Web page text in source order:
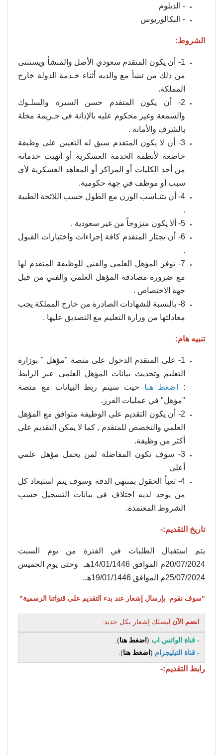
- الدبلوم
- البكالوريوس
الشروط:
1- أن يكون المتقدم سعودي الأصل والمنشأ ويستثنى
من ذلك من نشأ مع والديه أثناء خـدمة الدولة خارج
المملكة.
2- أن يكون المتقدم حسن السيرة والسلـوك
والسمعة وغير محكوم عليه بالإدانة في جـريمة مخلة
بالشرف والأمانة .
3- أن لا يكون المتقدم سبق له التعيين على وظيفة
خاضعة لأنظمة الخدمة العسكرية أو أنهيت خدماته
من أحد الكليات أو المراكز أو المعاهد العسكرية لأي
سبب أو موظف في جهة حكومية.
4- أن يتنـاسب الوزن مع الطول حسب اللائحة الطبية
.
5- ألا يكون متزوجاً من غير سعودية .
6- أن يجتاز المتقدم كافة إجراءات واختبارات القبول
.
7- توفر المؤهل العلمي والفني للوظيفة المتقدم لها
مع ضرورة مصادقة المؤهل العلمي والفني من قبل
جهة الاختصاص .
8- بالنسبة للشهادات الصادرة من خارج المملكة يجب
معادلتها من وزارة التعليم مع التصديق عليها .
تنبيه هام:
1- على المتقدم الدخول على منصة "مؤهل " بوزارة
التعليم وتحديث بيانات المؤهل العلمي عبر الرابط
:
اضغط هنا حيث سيتم ربط البيانات مع منصة
"مؤهل" في عمليات الفرز.
2- أن يكون التقديم على الوظيفة متوافق مع المؤهل
العلمي والتخصص للمتقدم , كما لا يمكن التقديم على
أكثر من وظيفة.
3- سوف تكون المفاضلة لمن يحمل مؤهل علمي
أعلى
4- تعبأ الحقول بمنتهى الدقة وسوف يتم استبعاد كل
من يوجد لديه اختلاف في بيانات التسجيل حسب
الشروط المعتمدة.
تاريخ التقديم:-
يتم استقبال الطلبات في الفترة من يوم السبت
20/07/2024م الموافق 14/01/1446هـ وحتى يوم الخميس
25/07/2024م الموافق 19/01/1446هـ.
"سوف نقوم بإرسال إشعار عند بدء التقديم على قنواتنا الرسمية"
انضم الآن ليصلك إشعار بكل جديد:
- قناة الواتس اب ( اضغط هنا).
- قناة التيليجرام ( اضغط هنا).
رابط التقديم:-